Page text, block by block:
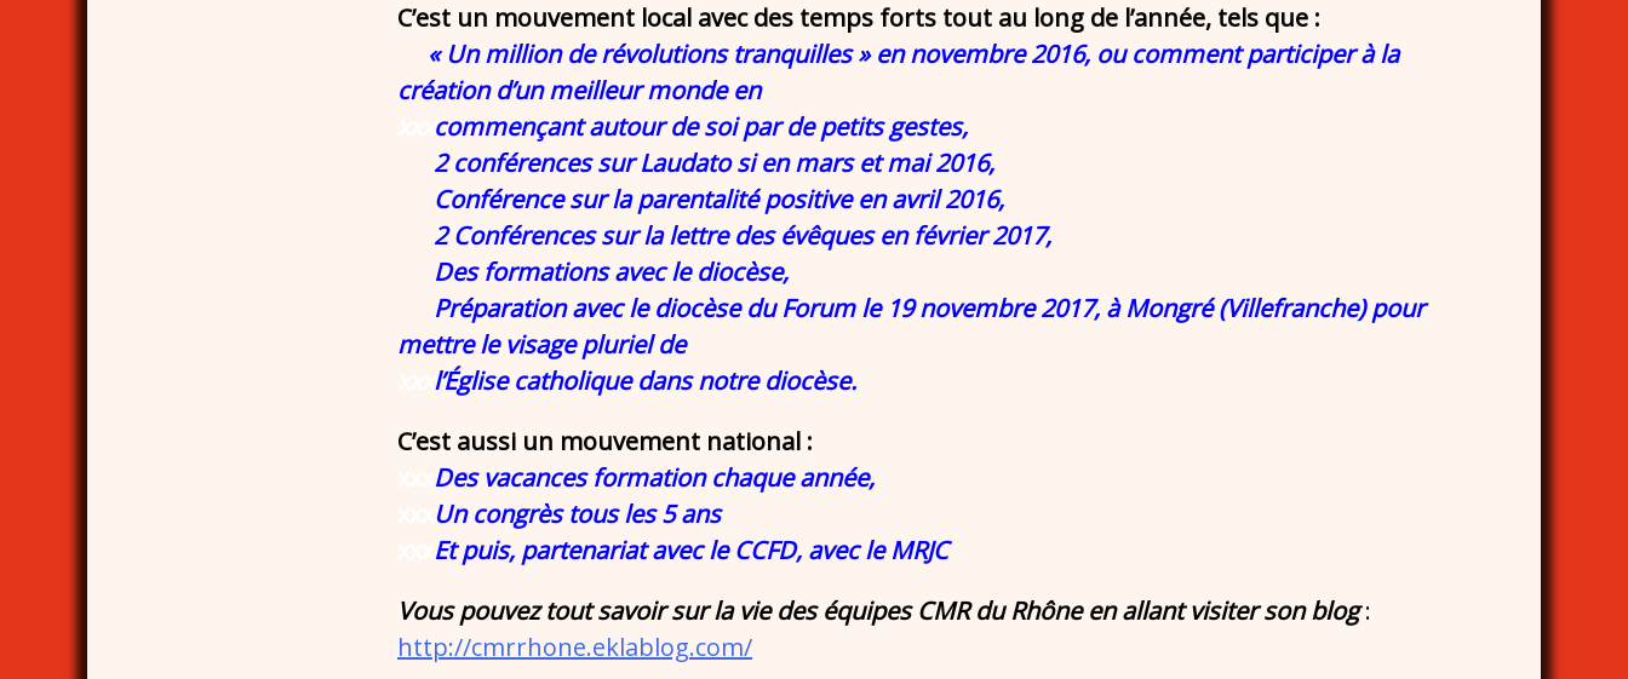
C’est un mouvement local avec des temps forts tout au long de l’année, tels que :
« Un million de révolutions tranquilles » en novembre 2016, ou comment participer à la
création d’un meilleur monde en
commençant autour de soi par de petits gestes,
2 conférences sur Laudato si en mars et mai 2016,
Conférence sur la parentalité positive en avril 2016,
2 Conférences sur la lettre des évêques en février 2017,
Des formations avec le diocèse,
Préparation avec le diocèse du Forum le 19 novembre 2017, à Mongré (Villefranche) pour
mettre le visage pluriel de
l’Église catholique dans notre diocèse.
C’est aussi un mouvement national :
Des vacances formation chaque année,
Un congrès tous les 5 ans
Et puis, partenariat avec le CCFD, avec le MRJC
Vous pouvez tout savoir sur la vie des équipes CMR du Rhône en allant visiter son blog:
http://cmrrhone.eklablog.com/